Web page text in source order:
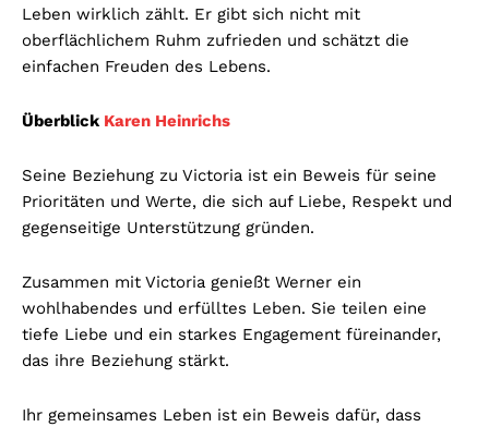
Leben wirklich zählt. Er gibt sich nicht mit
oberflächlichem Ruhm zufrieden und schätzt die
einfachen Freuden des Lebens.
Überblick Karen Heinrichs
Seine Beziehung zu Victoria ist ein Beweis für seine
Prioritäten und Werte, die sich auf Liebe, Respekt und
gegenseitige Unterstützung gründen.
Zusammen mit Victoria genießt Werner ein
wohlhabendes und erfülltes Leben. Sie teilen eine
tiefe Liebe und ein starkes Engagement füreinander,
das ihre Beziehung stärkt.
Ihr gemeinsames Leben ist ein Beweis dafür, dass